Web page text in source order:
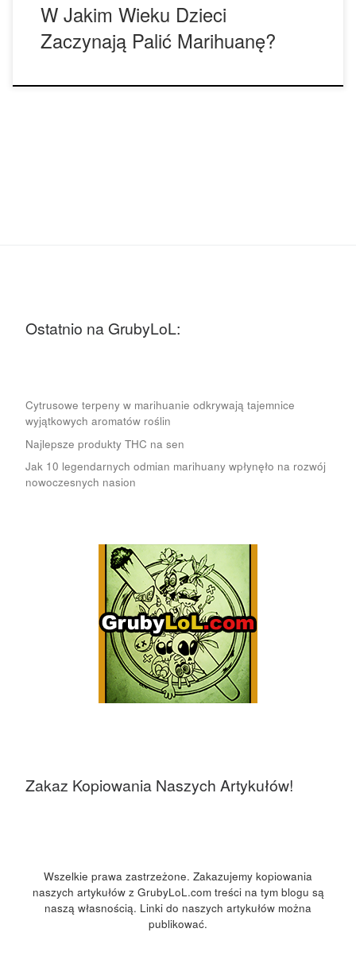
W Jakim Wieku Dzieci
Zaczynają Palić Marihuanę?
Ostatnio na GrubyLoL:
Cytrusowe terpeny w marihuanie odkrywają tajemnice
wyjątkowych aromatów roślin
Najlepsze produkty THC na sen
Jak 10 legendarnych odmian marihuany wpłynęło na rozwój
nowoczesnych nasion
Zakaz Kopiowania Naszych Artykułów!
Wszelkie prawa zastrzeżone. Zakazujemy kopiowania
naszych artykułów z GrubyLoL.com treści na tym blogu są
naszą własnością. Linki do naszych artykułów można
publikować.